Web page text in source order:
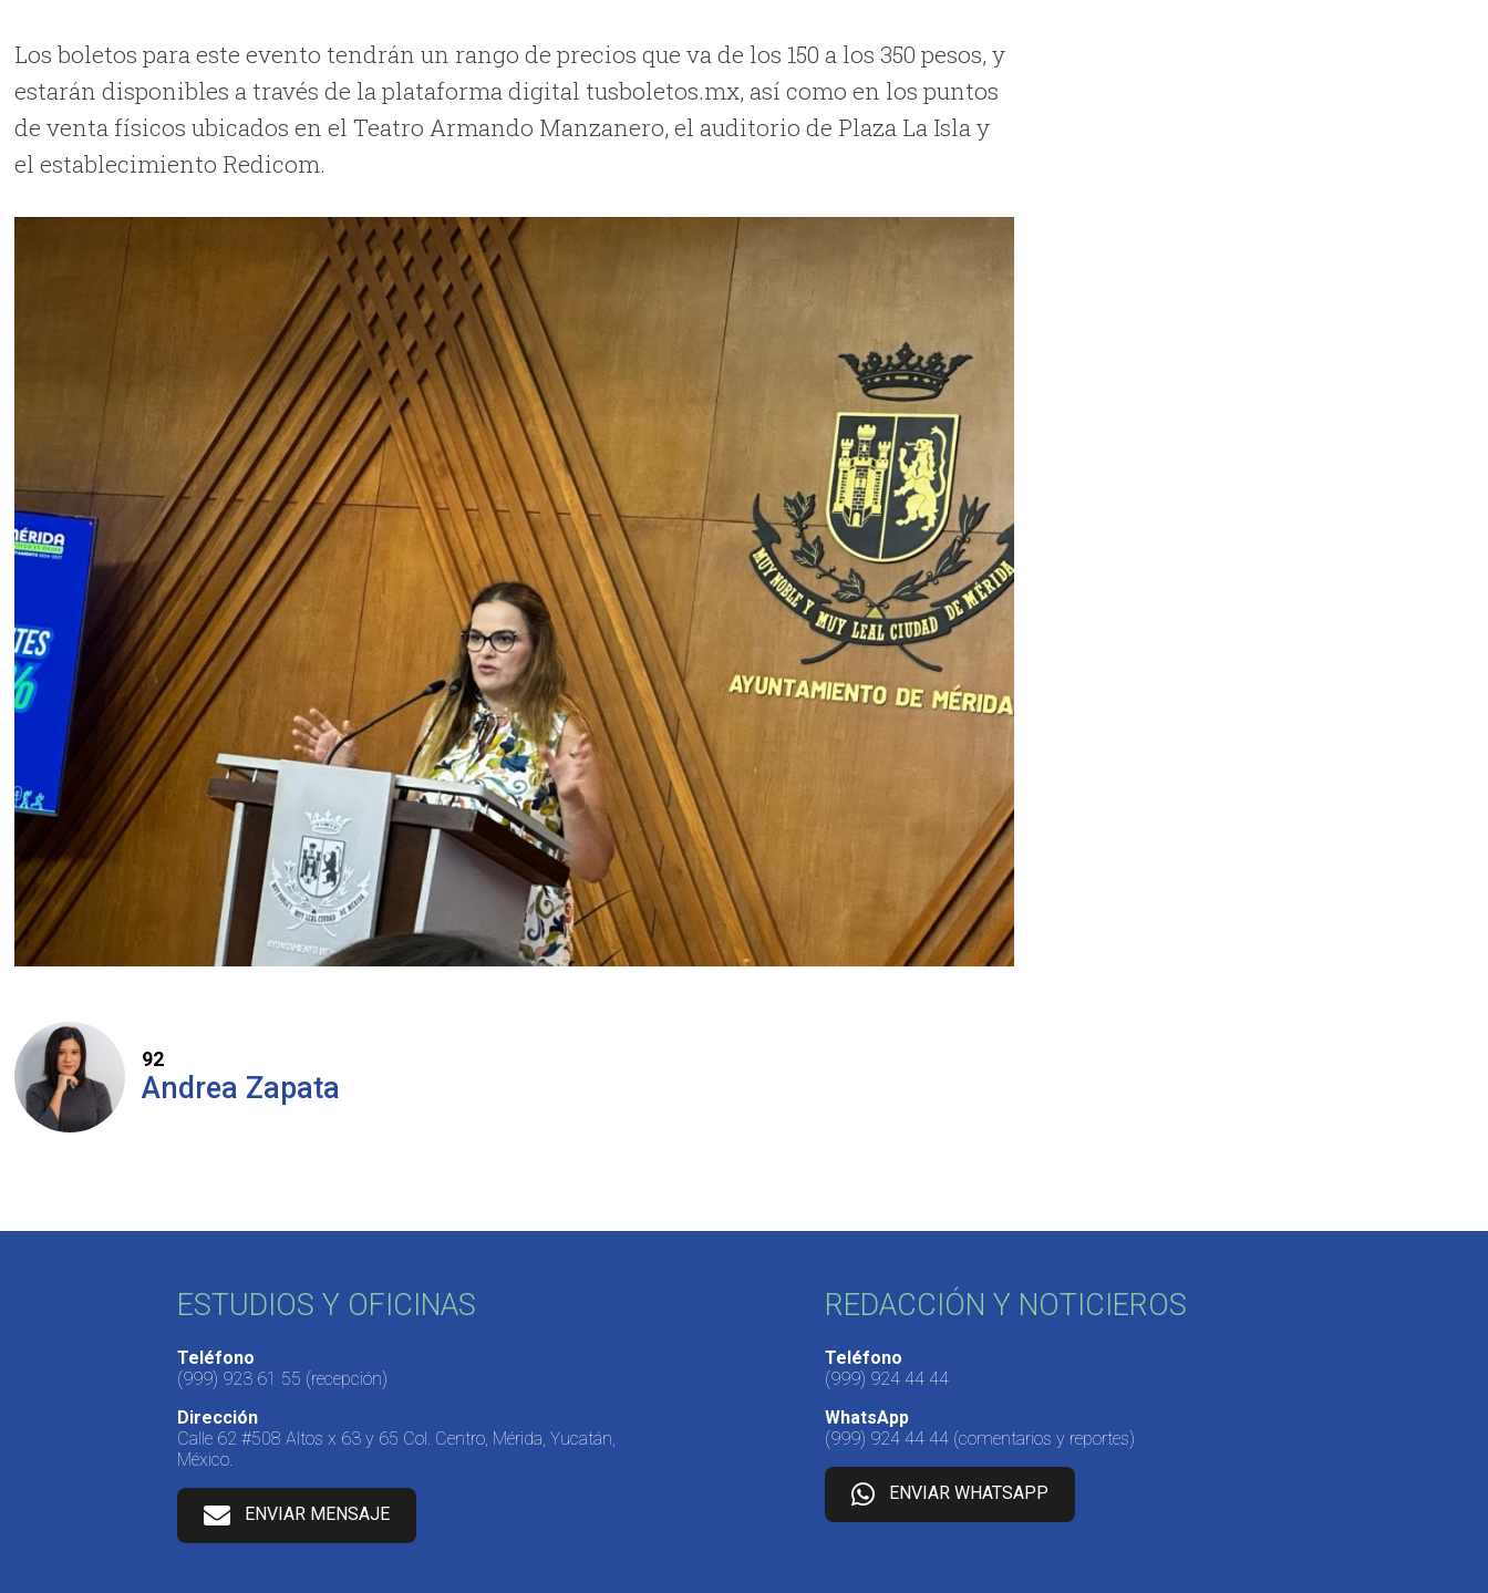
Los boletos para este evento tendrán un rango de precios que va de los 150 a los 350 pesos, y
estarán disponibles a través de la plataforma digital tusboletos.mx, así como en los puntos
de venta físicos ubicados en el Teatro Armando Manzanero, el auditorio de Plaza La Isla y
el establecimiento Redicom.
92
Andrea Zapata
ESTUDIOS Y OFICINAS
Teléfono
(999) 923 61 55 (recepción)
Dirección
Calle 62 #508 Altos x 63 y 65 Col. Centro, Mérida, Yucatán,
México.
ENVIAR MENSAJE
REDACCIÓN Y NOTICIEROS
Teléfono
(999) 924 44 44
WhatsApp
(999) 924 44 44 (comentarios y reportes)
ENVIAR WHATSAPP